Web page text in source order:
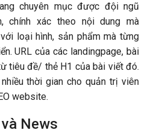
chuyên mục được đội ngũ
chính xác theo nội dung mà
loại hình, sản phẩm mà từng
URL của các landingpage, bài
tiêu đề/ thẻ H1 của bài viết đó.
thời gian cho quản trị viên
website.
News